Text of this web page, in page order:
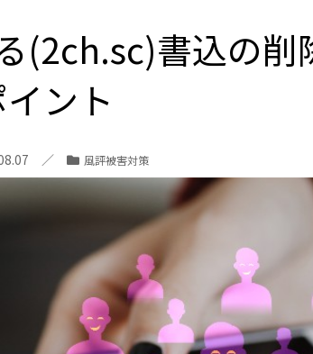
(2ch.sc)書込の削
ント
風評被害対策